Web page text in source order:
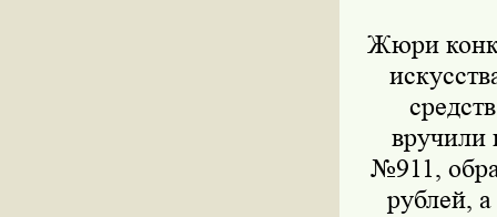
Жюри
вручили
№911,
рублей,